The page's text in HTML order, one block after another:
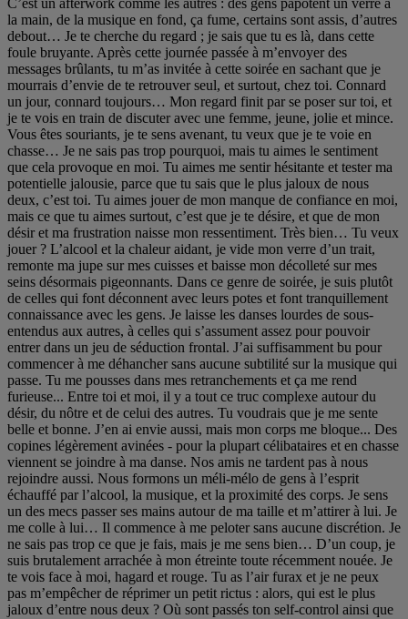
C’est un afterwork comme les autres : des gens papotent un verre à
la main, de la musique en fond, ça fume, certains sont assis, d’autres
debout… Je te cherche du regard ; je sais que tu es là, dans cette
foule bruyante. Après cette journée passée à m’envoyer des
messages brûlants, tu m’as invitée à cette soirée en sachant que je
mourrais d’envie de te retrouver seul, et surtout, chez toi. Connard
un jour, connard toujours… Mon regard finit par se poser sur toi, et
je te vois en train de discuter avec une femme, jeune, jolie et mince.
Vous êtes souriants, je te sens avenant, tu veux que je te voie en
chasse… Je ne sais pas trop pourquoi, mais tu aimes le sentiment
que cela provoque en moi. Tu aimes me sentir hésitante et tester ma
potentielle jalousie, parce que tu sais que le plus jaloux de nous
deux, c’est toi. Tu aimes jouer de mon manque de confiance en moi,
mais ce que tu aimes surtout, c’est que je te désire, et que de mon
désir et ma frustration naisse mon ressentiment. Très bien… Tu veux
jouer ? L’alcool et la chaleur aidant, je vide mon verre d’un trait,
remonte ma jupe sur mes cuisses et baisse mon décolleté sur mes
seins désormais pigeonnants. Dans ce genre de soirée, je suis plutôt
de celles qui font déconnent avec leurs potes et font tranquillement
connaissance avec les gens. Je laisse les danses lourdes de sous-
entendus aux autres, à celles qui s’assument assez pour pouvoir
entrer dans un jeu de séduction frontal. J’ai suffisamment bu pour
commencer à me déhancher sans aucune subtilité sur la musique qui
passe. Tu me pousses dans mes retranchements et ça me rend
furieuse... Entre toi et moi, il y a tout ce truc complexe autour du
désir, du nôtre et de celui des autres. Tu voudrais que je me sente
belle et bonne. J’en ai envie aussi, mais mon corps me bloque... Des
copines légèrement avinées - pour la plupart célibataires et en chasse
viennent se joindre à ma danse. Nos amis ne tardent pas à nous
rejoindre aussi. Nous formons un méli-mélo de gens à l’esprit
échauffé par l’alcool, la musique, et la proximité des corps. Je sens
un des mecs passer ses mains autour de ma taille et m’attirer à lui. Je
me colle à lui… Il commence à me peloter sans aucune discrétion. Je
ne sais pas trop ce que je fais, mais je me sens bien… D’un coup, je
suis brutalement arrachée à mon étreinte toute récemment nouée. Je
te vois face à moi, hagard et rouge. Tu as l’air furax et je ne peux
pas m’empêcher de réprimer un petit rictus : alors, qui est le plus
jaloux d’entre nous deux ? Où sont passés ton self-control ainsi que